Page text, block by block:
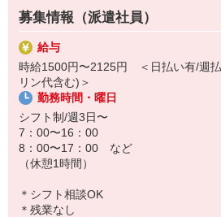
・生活サポート（必要に応じた介助） な
利用者さんとお話をすることもお仕事の
先輩スタッフが一から教えるので安心し
まずは、できることから始めましょう♪
事前に施設見学あり◎職場の雰囲気を知
人気案件につき、ご応募はお早めに…♪
募集情報（派遣社員）
給与
時給1500円〜2125円 ＜日払い有/週
リン代含む)＞
勤務時間・曜日
シフト制/週3日〜
7：00〜16：00
8：00〜17：00 など
（休憩1時間）
＊シフト相談OK
＊残業なし